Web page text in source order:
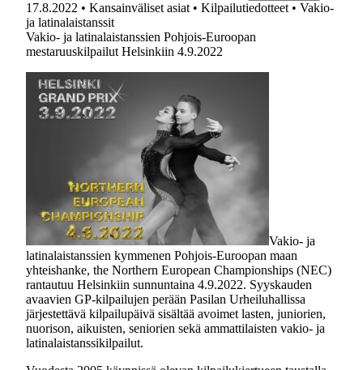
17.8.2022 • Kansainväliset asiat • Kilpailutiedotteet • Vakio-
ja latinalaistanssit
Vakio- ja latinalaistanssien Pohjois-Euroopan
mestaruuskilpailut Helsinkiin 4.9.2022
Vakio- ja
latinalaistanssien kymmenen Pohjois-Euroopan maan
yhteishanke, the Northern European Championships (NEC)
rantautuu Helsinkiin sunnuntaina 4.9.2022. Syyskauden
avaavien GP-kilpailujen perään Pasilan Urheiluhallissa
järjestettävä kilpailupäivä sisältää avoimet lasten, juniorien,
nuorison, aikuisten, seniorien sekä ammattilaisten vakio- ja
latinalaistanssikilpailut.